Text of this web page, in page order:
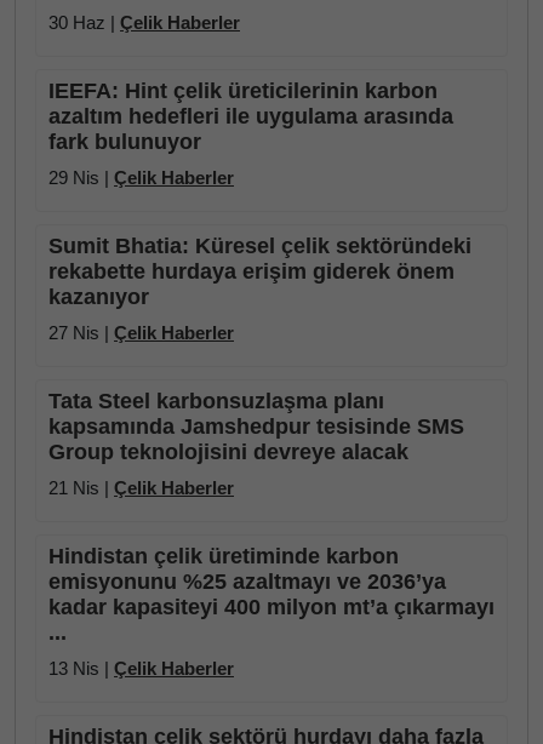
30 Haz | Çelik Haberler
IEEFA: Hint çelik üreticilerinin karbon
azaltım hedefleri ile uygulama arasında
fark bulunuyor
29 Nis | Çelik Haberler
Sumit Bhatia: Küresel çelik sektöründeki
rekabette hurdaya erişim giderek önem
kazanıyor
27 Nis | Çelik Haberler
Tata Steel karbonsuzlaşma planı
kapsamında Jamshedpur tesisinde SMS
Group teknolojisini devreye alacak
21 Nis | Çelik Haberler
Hindistan çelik üretiminde karbon
emisyonunu %25 azaltmayı ve 2036’ya
kadar kapasiteyi 400 milyon mt’a çıkarmayı
...
13 Nis | Çelik Haberler
Hindistan çelik sektörü hurdayı daha fazla